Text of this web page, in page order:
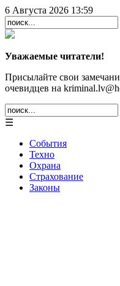
6 Августа 2026 13:59
Уважаемые читатели!
Присылайте свои
очевидцев на
☰
События
Техно
Охрана
Страхование
Законы